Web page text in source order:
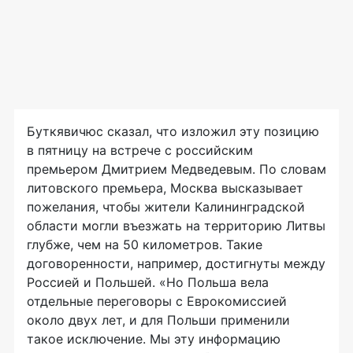
Буткявичюс сказал, что изложил эту позицию
в пятницу на встрече с российским
премьером Дмитрием Медведевым. По словам
литовского премьера, Москва высказывает
пожелания, чтобы жители Калининградской
области могли въезжать на территорию Литвы
глубже, чем на 50 километров. Такие
договоренности, например, достигнуты между
Россией и Польшей. «Но Польша вела
отдельные переговоры с Еврокомиссией
около двух лет, и для Польши применили
такое исключение. Мы эту информацию